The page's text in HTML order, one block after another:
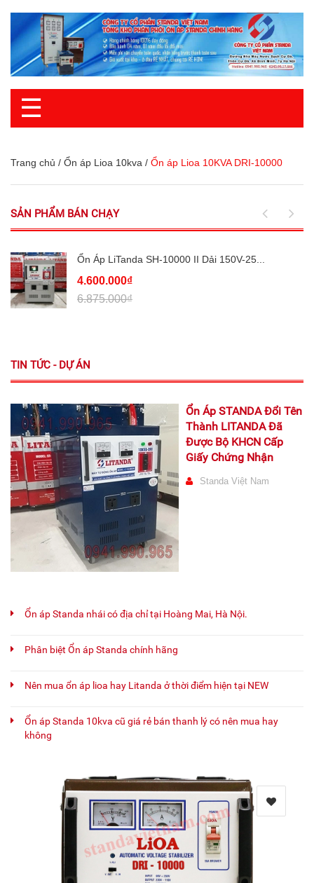
☰
Trang chủ / Ổn áp Lioa 10kva / Ổn áp Lioa 10KVA DRI-10000
SẢN PHẨM BÁN CHẠY
Ổn Áp LiTanda SH-10000 II Dải 150V-25...
4.600.000₫
6.875.000₫
TIN TỨC - DỰ ÁN
Ổn Áp STANDA Đổi Tên
Thành LITANDA Đã
Được Bộ KHCN Cấp
Giấy Chứng Nhận
Standa Việt Nam
Ổn áp Standa nhái có địa chỉ tại Hoàng Mai, Hà Nội.
Phân biệt Ổn áp Standa chính hãng
Nên mua ổn áp lioa hay Litanda ở thời điểm hiện tại NEW
Ổn áp Standa 10kva cũ giá rẻ bán thanh lý có nên mua hay
không